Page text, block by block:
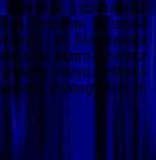
Marshall, costumista
docente di storia
e Alessandra
a far teatro d’ombra
visivo. Infine il
coreografico di